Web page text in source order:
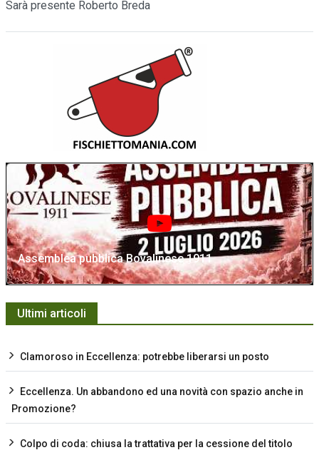
Sarà presente Roberto Breda
Assemblea pubblica Bovalinese 1911
Ultimi articoli
Clamoroso in Eccellenza: potrebbe liberarsi un posto
Eccellenza. Un abbandono ed una novità con spazio anche in
Promozione?
Colpo di coda: chiusa la trattativa per la cessione del titolo